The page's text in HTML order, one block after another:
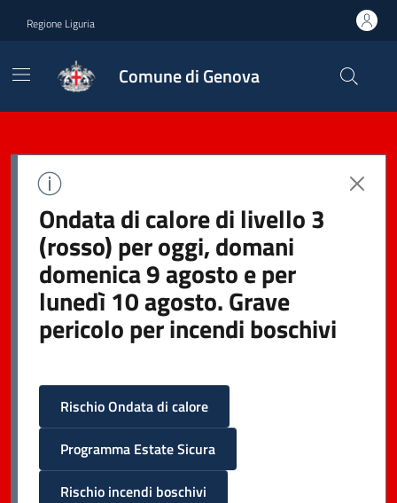
Regione Liguria
Comune di Genova
Ondata di calore di livello 3
(rosso) per oggi, domani
domenica 9 agosto e per
lunedì 10 agosto. Grave
pericolo per incendi boschivi
Rischio Ondata di calore
Programma Estate Sicura
Rischio incendi boschivi